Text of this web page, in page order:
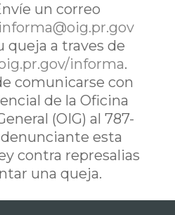
un correo
informa@oig.pr.gov
queja a traves de
informa.
comunicarse con
de la Oficina
(OIG) al 787-
esta
contra represalias
una queja.